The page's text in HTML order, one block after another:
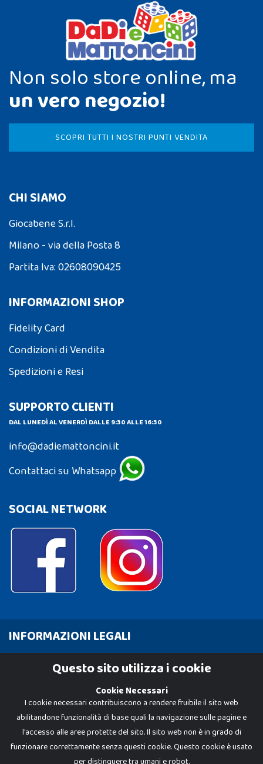
Non solo store online, ma
un vero negozio!
SCOPRI TUTTI I NOSTRI PUNTI VENDITA
CHI SIAMO
Giocabene S.r.l.
Milano - via della Posta 8
Partita Iva: 02608090425
INFORMAZIONI SHOP
Fidelity Card
Condizioni di Vendita
Spedizioni e Resi
SUPPORTO CLIENTI
DAL LUNEDÌ AL VENERDÌ DALLE 9:30 ALLE 16:30
info@dadiemattoncini.it
Contattaci su Whatsapp
SOCIAL NETWORK
INFORMAZIONI LEGALI
Cookie PolicyQuesto sito utilizza i cookie
Cookie Necessari
I cookie necessari contribuiscono a rendere fruibile il sito web
abilitandone funzionalità di base quali la navigazione sulle pagine e
l'accesso alle aree protette del sito. Il sito web non è in grado di
funzionare correttamente senza questi cookie. Questo cookie è usato